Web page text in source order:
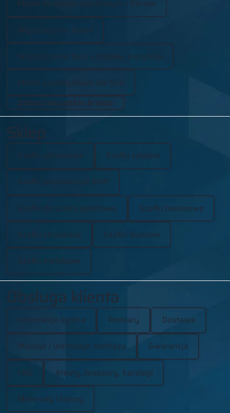
Meble do szatni sportowych i fitness
Meble przemysłowe dla firm
Zobacz wszystkie branże
Szafki szkolne
Szafki do szatni sportowej Szafki basenowe
Szafki strażackie Szafki biurowe
Szafki metalowe
Obsługa klienta
Informacje ogólne Pomiary Dostawa
Montaż / instrukcje montażu Gwarancja
FAQ Atesty, broszury, katalogi
Materiały i kolory